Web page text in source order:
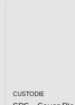
CUSTODIE